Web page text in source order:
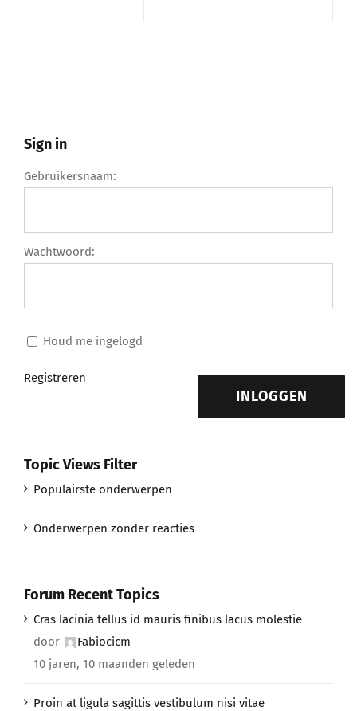
Sign in
Gebruikersnaam:
Wachtwoord:
Houd me ingelogd
INLOGGEN
Registreren
Topic Views Filter
Populairste onderwerpen
Onderwerpen zonder reacties
Forum Recent Topics
Cras lacinia tellus id mauris finibus lacus molestie
door
Fabiocicm
10 jaren, 10 maanden geleden
Proin at ligula sagittis vestibulum nisi vitae